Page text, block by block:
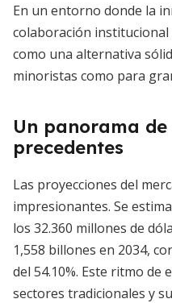
En un entorno donde la
colaboración institucional
como una alternativa
minoristas como para
Un panorama
precedentes
Las proyecciones del
impresionantes. Se
los 32.360 millones de
1,558 billones en 2034,
del 54.10%. Este ritmo de
sectores tradicionales y